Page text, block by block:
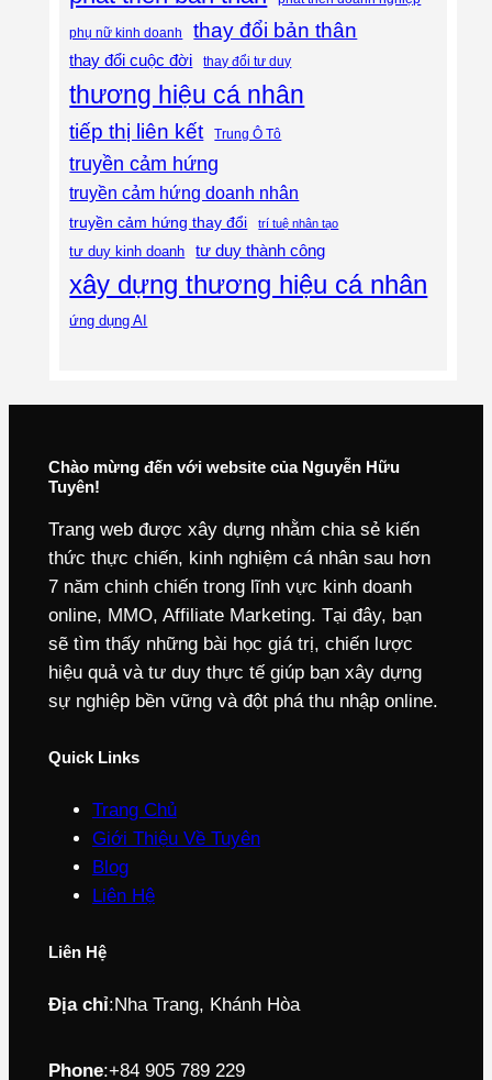
phụ nữ kinh doanh thay đổi bản thân
thay đổi cuộc đời thay đổi tư duy
thương hiệu cá nhân
tiếp thị liên kết Trung Ô Tô
truyền cảm hứng
truyền cảm hứng doanh nhân
truyền cảm hứng thay đổi trí tuệ nhân tạo
tư duy kinh doanh tư duy thành công
xây dựng thương hiệu cá nhân
ứng dụng AI
Chào mừng đến với website của Nguyễn Hữu
Tuyên!
Trang web được xây dựng nhằm chia sẻ kiến
thức thực chiến, kinh nghiệm cá nhân sau hơn
7 năm chinh chiến trong lĩnh vực kinh doanh
online, MMO, Affiliate Marketing. Tại đây, bạn
sẽ tìm thấy những bài học giá trị, chiến lược
hiệu quả và tư duy thực tế giúp bạn xây dựng
sự nghiệp bền vững và đột phá thu nhập online.
Quick Links
Trang Chủ
Giới Thiệu Về Tuyên
Blog
Liên Hệ
Liên Hệ
Địa chỉ:Nha Trang, Khánh Hòa
Phone:+84 905 789 229